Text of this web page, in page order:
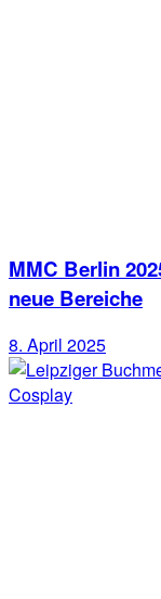
MMC Berlin
neue Bereiche
8. April 2025